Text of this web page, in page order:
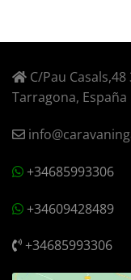
C/Pau
Tarragona, España
+34685993306
+34609428489
+34685993306